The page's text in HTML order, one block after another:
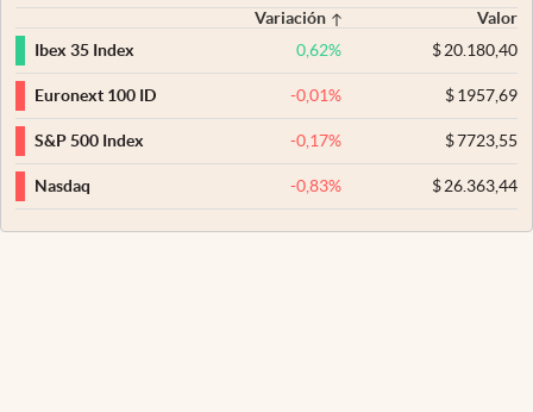
Variación
Valor
Ibex 35 Index
0,62% $20.180,40
Euronext 100 ID -0,01% $1957,69
S&P 500 Index -0,17% $7723,55
Nasdaq -0,83% $26.363,44